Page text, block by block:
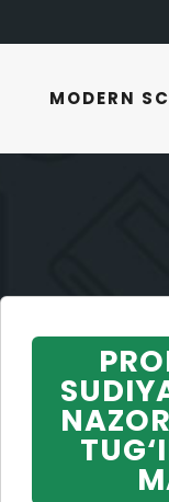
MODERN